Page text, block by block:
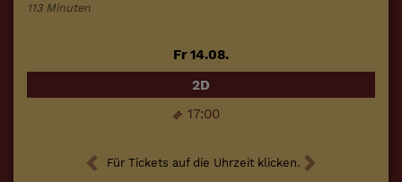
113 Minuten
Fr 14.08.
17:00
2D
Für Tickets auf die Uhrzeit klicken.